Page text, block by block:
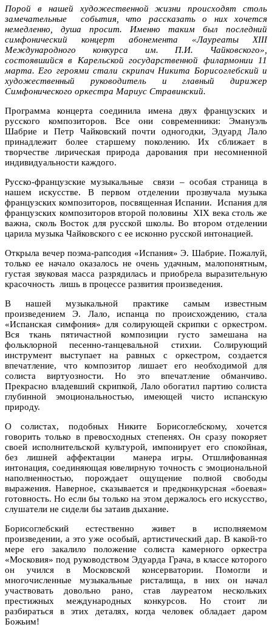
Порой в нашей художественной жизни происходят столь
замечательные события, что рассказать о них хочется
немедленно, душа просит. Именно таким был последний
симфонический концерт абонемента «Лауреаты XIII
Международного конкурса им. П.И. Чайковского»,
состоявшийся в Карельской государственной филармонии 11
марта. Его героями стали скрипач Никита Борисоглебский и
художественный руководитель и главный дирижер
Cимфонического оркестра Мариус Стравинский.
Программа концерта соединила имена двух французских и
русского композиторов. Все они современники: Эмануэль
Шабрие и Петр Чайковский почти одногодки, Эдуард Лало
принадлежит более старшему поколению. Их сближает в
творчестве лирическая природа дарования при несомненной
индивидуальности каждого.
Русско-французские музыкальные связи – особая страница в
нашем искусстве. В первом отделении прозвучала музыка
французских композиторов, посвященная Испании. Испания для
французских композиторов второй половины XIX века столь же
важна, сколь Восток для русской школы. Во втором отделении
царила музыка Чайковского с ее исконно русской интонацией.
Открыла вечер поэма-рапсодия «Испания» Э. Шабрие. Пожалуй,
только ее начало оказалось не очень удачным, малопонятным,
густая звуковая масса разрядилась и приобрела выразительную
красочность лишь в процессе развития произведения.
В нашей музыкальной практике самым известным
произведением Э. Лало, испанца по происхождению, стала
«Испанская симфония» для солирующей скрипки с оркестром.
Вся ткань пятичастной композиции густо замешана на
фольклорной песенно-танцевальной стихии. Солирующий
инструмент выступает на равных с оркестром, создается
впечатление, что композитор лишает его необходимой для
солиста виртуозности. Но это впечатление обманчиво.
Прекрасно владевший скрипкой, Лало обогатил партию солиста
глубинной эмоциональностью, имеющей чисто испанскую
природу.
О солистах, подобных Никите Борисоглебскому, хочется
говорить только в превосходных степенях. Он сразу покоряет
своей исполнительской культурой, импонирует его спокойная,
без лишней аффектации манера игры. Отшлифованная
интонация, соединяющая ювелирную точность с эмоциональной
наполненностью, порождает ощущение полной свободы
выражения. Наверное, сказывается и предконкурсная «боевая»
готовность. Но если бы только на этом держалось его искусство,
слушатели не сидели бы затаив дыхание.
Борисоглебский естественно живет в исполняемом
произведении, а это уже особый, артистический дар. В какой-то
мере его закалило положение солиста камерного оркестра
«Московия» под руководством Эдуарда Грача, в классе которого
он учился в Московской консерватории. Помогли и
многочисленные музыкальные ристалища, в них он начал
участвовать довольно рано, став лауреатом нескольких
престижных международных конкурсов. Но стоит ли
разбираться в этих деталях, когда человек обладает даром
Божьим!